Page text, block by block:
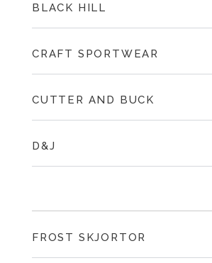
BLACK HILL
CRAFT SPORTWEAR
CUTTER AND BUCK
D&J
FROST SKJORTOR